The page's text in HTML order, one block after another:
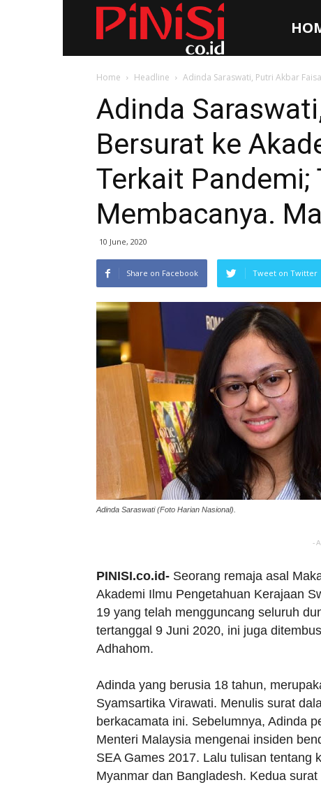
Home Headline Adinda Saraswati, Putri Akbar
Adinda
Bersurat ke
Terkait Pandemi;
Membacanya.
10 June, 2020
Share on Facebook Tweet on Twitter
Adinda Saraswati (Foto Harian Nasional).
-
PINISI.co.id- Seorang remaja asal
Akademi Ilmu Pengetahuan Kerajaan
19 yang telah mengguncang seluruh
tertanggal 9 Juni 2020, ini juga
Adhahom.
Adinda yang berusia 18 tahun,
Syamsartika Virawati. Menulis surat
berkacamata ini. Sebelumnya, Adinda
Menteri Malaysia mengenai insiden
SEA Games 2017. Lalu tulisan tentang
Myanmar dan Bangladesh. Kedua